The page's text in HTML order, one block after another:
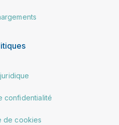
confidentialité
de cookies